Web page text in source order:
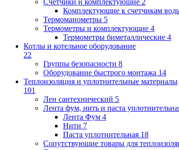
Комплектующие к счетчикам
Термоманометры 5
Термометры и комплектующие 4
Термометры биметаллические 4
Котлы и котельное оборудование
22
Группы безопасности 8
Оборудование быстрого монтажа 14
Теплоизоляция и уплотнительные материалы
101
Лен сантехнический 5
Лента фум, нить и паста
Лента Фум 4
Нити 7
Паста уплотнительная 18
Сопутствующие товары для